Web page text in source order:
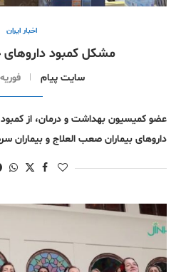
اخبار ایران
مشکل کمبود
سایت پیام فوریه 22, 2025
داروهای بیماران صعب‌ العلاج و بیماران